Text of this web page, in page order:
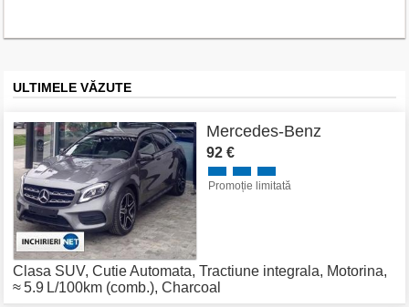
ULTIMELE VĂZUTE
Mercedes-Benz
92 €
Promoție limitată
Clasa SUV, Cutie Automata, Tractiune integrala, Motorina,
≈ 5.9 L/100km (comb.), Charcoal